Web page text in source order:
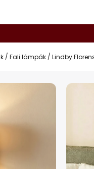
Fali lámpák Lindby